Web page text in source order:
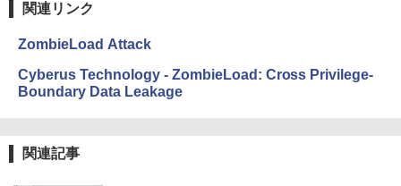
ージ、防水、7インチカラーディスプレ
イ、色調調節ライト、最大8週間持続バッ
関連リンク
ZombieLoad Attack
Cyberus Technology - ZombieLoad: Cross Privilege-
Boundary Data Leakage
関連記事